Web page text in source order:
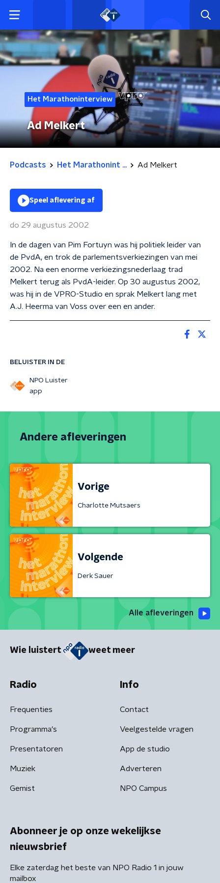
Het Marathoninterview
Ad Melkert
Podcasts Het Marathonint ... Ad Melkert
BELUISTER IN DE
NPO Luister
app
Speel aflevering af
do 29 augustus 2002
In de dagen van Pim Fortuyn was hij politiek leider van
de PvdA, en trok de parlementsverkiezingen van mei
2002. Na een enorme verkiezingsnederlaag trad
Melkert terug als PvdA-leider. Op 30 augustus 2002,
was hij in de VPRO-Studio en sprak Melkert lang met
A.J. Heerma van Voss over een en ander.
Andere afleveringen
Vorige
Charlotte Mutsaers
Volgende
Derk Sauer
Alle afleveringen
Wie luistert weet meer
Radio
Frequenties
Programma's
Presentatoren
Muziek
Gemist
Info
Contact
Veelgestelde vragen
App de studio
Adverteren
NPO Campus
Abonneer je op onze wekelijkse
nieuwsbrief
Elke zaterdag het beste van NPO Radio 1 in jouw
mailbox